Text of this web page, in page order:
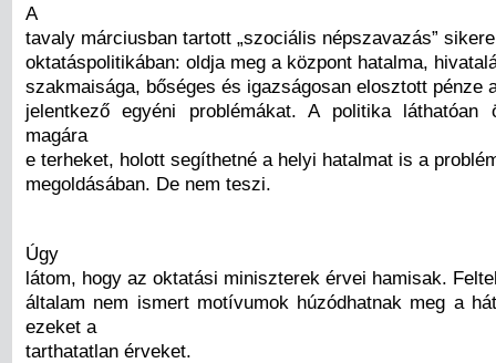
A
tavaly márciusban tartott „szociális népszavazás”
oktatáspolitikában: oldja meg a központ hatalma,
szakmaisága, bőséges és igazságosan elosztott pénze
jelentkező egyéni problémákat. A politika láthatóan
magára
e terheket, holott segíthetné a helyi hatalmat is a
megoldásában. De nem teszi.
Úgy
látom, hogy az oktatási miniszterek érvei hamisak.
általam nem ismert motívumok húzódhatnak meg a
ezeket a
tarthatatlan érveket.